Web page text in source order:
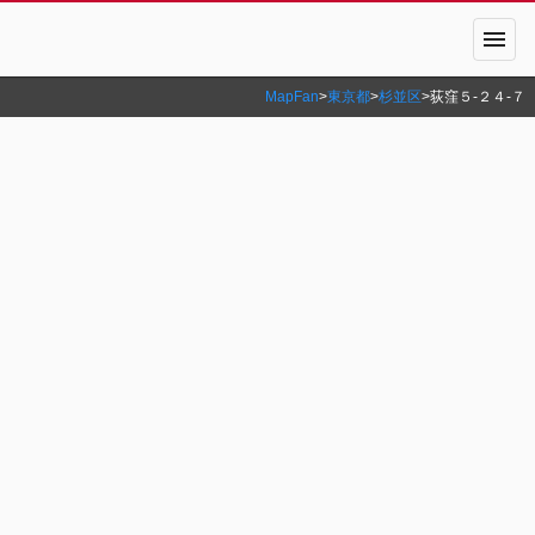
menu
MapFan>東京都>杉並区>荻窪５‐２４‐７